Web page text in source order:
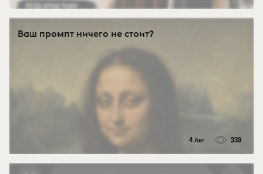
Ваш промпт ничего не стоит?
4 Авг 339